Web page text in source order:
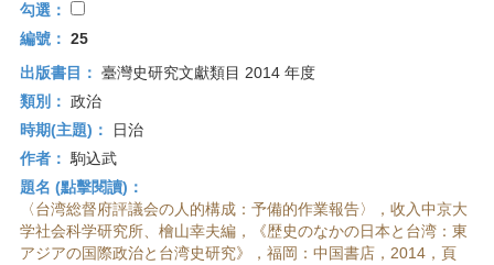
勾選：
編號： 25
出版書目： 臺灣史研究文獻類目 2014 年度
類別： 政治
時期(主題)：
日治
作者： 駒込武
題名 (點擊閱讀)：
〈台湾総督府評議会の人的構成：予備的作業報告〉，收入中京大
学社会科学研究所、檜山幸夫編，《歴史のなかの日本と台湾：東
アジアの国際政治と台湾史研究》，福岡：中国書店，2014，頁